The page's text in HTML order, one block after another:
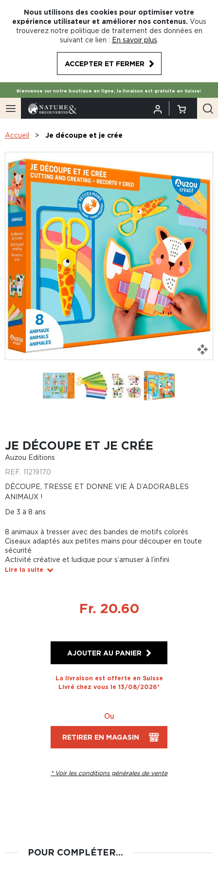
Nous utilisons des cookies pour optimiser votre
expérience utilisateur et améliorer nos contenus. Vous
trouverez notre politique de traitement des données en
suivant ce lien : En savoir plus
ACCEPTER ET FERMER
Bienvenue sur notre boutique en ligne, la livraison est gratuite en Suisse!
Accueil Je découpe et je crée
JE DÉCOUPE ET JE CRÉE
Auzou Editions
REF. 11219170
DÉCOUPE, TRESSE ET DONNE VIE À D’ADORABLES
ANIMAUX !
De 3 à 8 ans
8 animaux à tresser avec des bandes de motifs colorés
Ciseaux adaptés aux petites mains pour découper en toute
sécurité
Activité créative et ludique pour s’amuser à l’infini
Lire la suite
Fr. 20.60
AJOUTER AU PANIER
La livraison est offerte en Suisse
Livré chez vous le 13/08/2026*
Ou
RETIRER EN MAGASIN
* Voir les conditions générales de vente
POUR COMPLÉTER...